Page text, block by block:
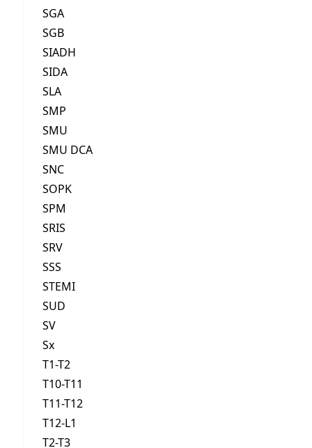
SGA
SGB
SIADH
SIDA
SLA
SMP
SMU
SMU DCA
SNC
SOPK
SPM
SRIS
SRV
SSS
STEMI
SUD
SV
Sx
T1-T2
T10-T11
T11-T12
T12-L1
T2-T3